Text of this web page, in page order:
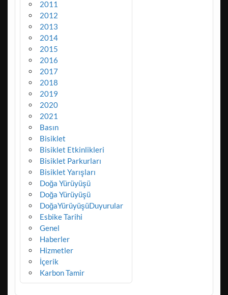
2011
2012
2013
2014
2015
2016
2017
2018
2019
2020
2021
Basın
Bisiklet
Bisiklet Etkinlikleri
Bisiklet Parkurları
Bisiklet Yarışları
Doğa Yürüyüşü
Doğa Yürüyüşü
DoğaYürüyüşüDuyurular
Esbike Tarihi
Genel
Haberler
Hizmetler
İçerik
Karbon Tamir